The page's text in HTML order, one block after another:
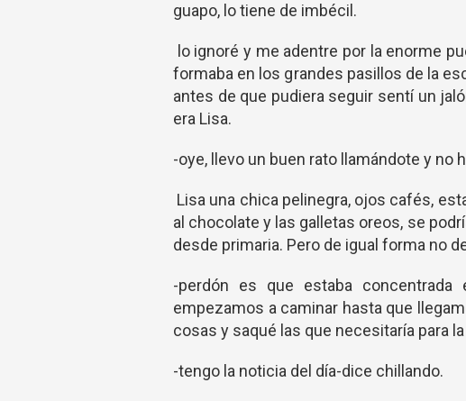
guapo, lo tiene de imbécil.
lo ignoré y me adentre por la enorme
formaba en los grandes pasillos de la
antes de que pudiera seguir sentí un
era Lisa.
-oye, llevo un buen rato llamándote y no
Lisa una chica pelinegra, ojos cafés,
al chocolate y las galletas oreos, se
desde primaria. Pero de igual forma no
-perdón es que estaba
empezamos a caminar hasta que
cosas y saqué las que necesitaría para
-tengo la noticia del día-dice chillando.